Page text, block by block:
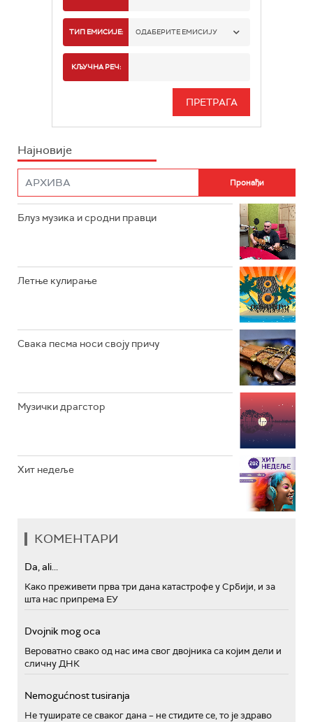
РАДИО БЕОГРАД 1
РАДИО БЕОГРАД 3
РАДИО РОКЕНРОЛЕР
РАДИО ЏЕЗЕР
ТИП ЕМИСИЈЕ: ОДАБЕРИТЕ ЕМИСИЈУ
ИНФО
КЉУЧНА РЕЧ:
Најновије
Блуз музика и сродни правци
Летње кулирање
Свака песма носи своју причу
Музички драгстор
Хит недеље
КОМЕНТАРИ
Da, ali...
Како преживети прва три дана катастрофе у Србији, и за
шта нас припрема ЕУ
Dvojnik mog oca
Вероватно свако од нас има свог двојника са којим дели и
сличну ДНК
Nemogućnost tusiranja
Не туширате се сваког дана – не стидите се, то је здраво